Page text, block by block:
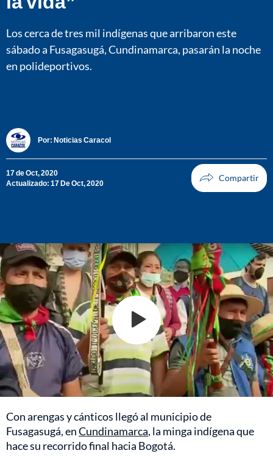
Los cerca de tres mil indígenas que arribaron este
sábado a Fusagasugá, Cundinamarca, pasarán la noche
en polideportivos.
Por: Noticias Caracol
17 de Oct, 2020
Actualizado: 17 De Oct, 2020
Con arengas y cánticos llegó al municipio de
Fusagasugá, enCundinamarca, la minga indígena que
hace su recorrido final hacia Bogotá.